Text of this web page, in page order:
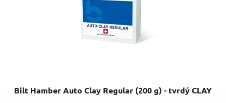
Bilt Hamber Auto Clay Regular (200 g) - tvrdý CLAY